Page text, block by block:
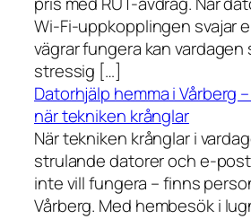
Wi-Fi-uppkopplingen svajar
vägrar fungera kan
stressig […]
Datorhjälp hemma i Vårberg
när tekniken krånglar
När tekniken krånglar i
strulande datorer och e-
inte vill fungera – finns
Vårberg. Med hembesök i